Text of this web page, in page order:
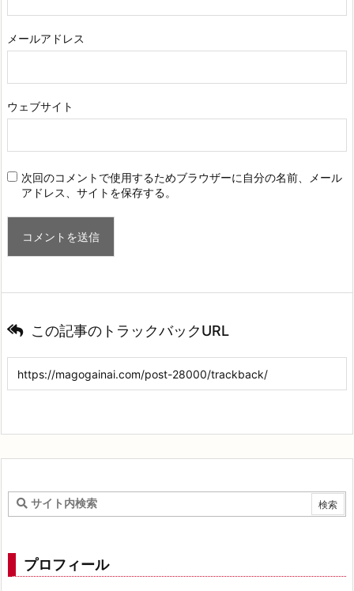
メールアドレス
ウェブサイト
次回のコメントで使用するためブラウザーに自分の名前、メール
アドレス、サイトを保存する。
この記事のトラックバックURL
プロフィール